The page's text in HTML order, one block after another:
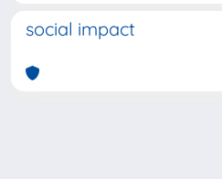
social impact